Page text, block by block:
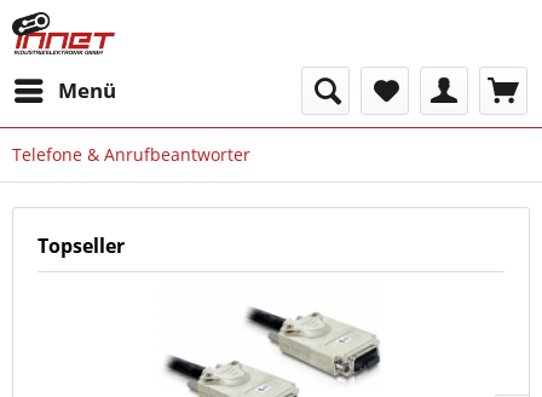
Menü
Telefone & Anrufbeantworter
Topseller